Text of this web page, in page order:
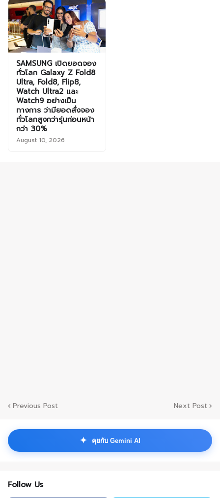
SAMSUNG เปิดยอดจอง
ทั่วโลก Galaxy Z Fold8
Ultra, Fold8, Flip8,
Watch Ultra2 และ
Watch9 อย่างเป็น
ทางการ ว่ามียอดสั่งจอง
ทั่วโลกสูงกว่ารุ่นก่อนหน้า
กว่า 30%
August 10, 2026
Previous Post Next Post
✦ คุยกับ Gemini AI
Follow Us